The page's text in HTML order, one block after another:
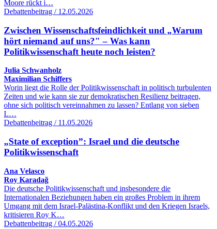
Moore rückt i…
Debattenbeitrag / 12.05.2026
Zwischen Wissenschaftsfeindlichkeit und „Warum
hört niemand auf uns?" – Was kann
Politikwissenschaft heute noch leisten?
Julia Schwanholz
Maximilian Schiffers
Worin liegt die Rolle der Politikwissenschaft in politisch turbulenten
Zeiten und wie kann sie zur demokratischen Resilienz beitragen,
ohne sich politisch vereinnahmen zu lassen? Entlang von sieben
L…
Debattenbeitrag / 11.05.2026
„State of exception”: Israel und die deutsche
Politikwissenschaft
Ana Velasco
Roy Karadağ
Die deutsche Politikwissenschaft und insbesondere die
Internationalen Beziehungen haben ein großes Problem in ihrem
Umgang mit dem Israel-Palästina-Konflikt und den Kriegen Israels,
kritisieren Roy K…
Debattenbeitrag / 04.05.2026